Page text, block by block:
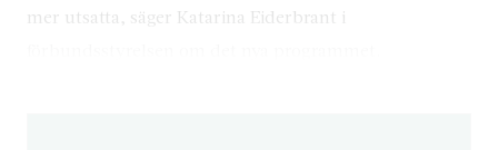
mer utsatta, säger Katarina Eiderbrant i